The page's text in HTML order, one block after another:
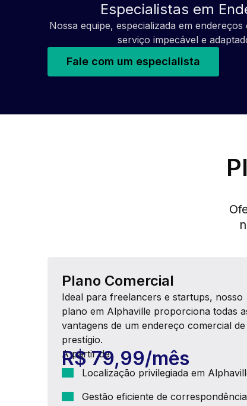
Especialistas em
Nossa equipe, especializada em
serviço impecável e
Fale com um especialista
Plano Comercial
Ideal para freelancers e startups, nosso
plano em Alphaville proporciona todas
vantagens de um endereço comercial de
prestígio.
A partir de
R$ 79,99/mês
Localização privilegiada em
Gestão eficiente de